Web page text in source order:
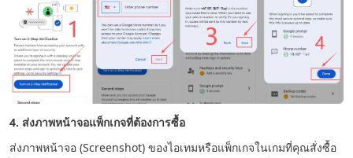
4. ส่งภาพหน้าจอแพ็กเกจที่ต้องการซื้อ
ส่งภาพหน้าจอ (Screenshot) ของไอเทมหรือแพ็กเกจในเกมที่คุณสั่งซื้อ